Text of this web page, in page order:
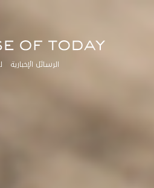
الرسائل الإخبارية